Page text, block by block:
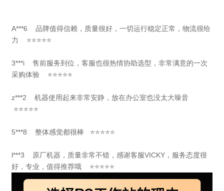
A***6 品牌值得信赖，质量很好，一切运行稳定正常，物流很给
力 ⭐⭐⭐⭐⭐
3***i 售前服务到位，客服也很热情协助选型，非常满意的一次
采购体验 ⭐⭐⭐⭐⭐
z***2 机器使用起来非常安静，放在办公室也没太大噪音
⭐⭐⭐⭐⭐
5***8 整体感觉都很棒 ⭐⭐⭐⭐⭐
l***3 原厂机器，质量非常不错，感谢客服VICKY，服务态度很
好，专业，值得推荐哦 ⭐⭐⭐⭐⭐